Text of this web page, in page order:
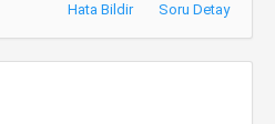
Hata Bildir Soru Detay